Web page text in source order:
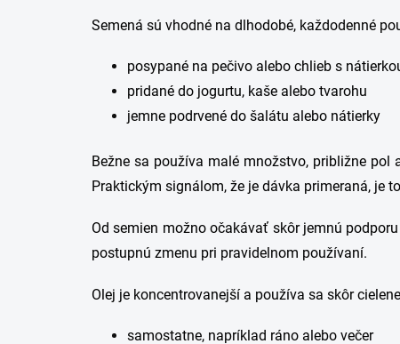
Semená sú vhodné na dlhodobé, každodenné
posypané na pečivo alebo chlieb s
pridané do jogurtu, kaše alebo tvarohu
jemne podrvené do šalátu alebo nátierky
Bežne sa používa malé množstvo, približne
Praktickým signálom, že je dávka primeraná, je
Od semien možno očakávať skôr jemnú
postupnú zmenu pri pravidelnom používaní.
Olej je koncentrovanejší a používa sa skôr
samostatne, napríklad ráno alebo večer